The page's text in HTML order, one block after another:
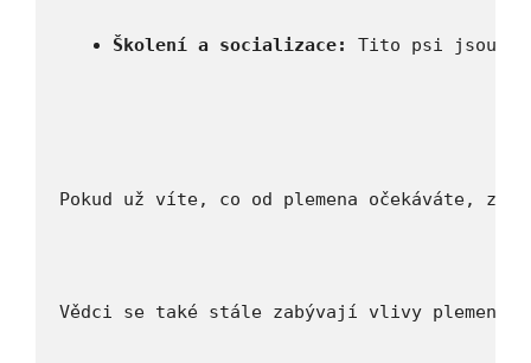
Školení a socializace: Tito psi jsou
Pokud už víte, co od plemena očekáváte,
Vědci se také stále zabývají vlivy plemene